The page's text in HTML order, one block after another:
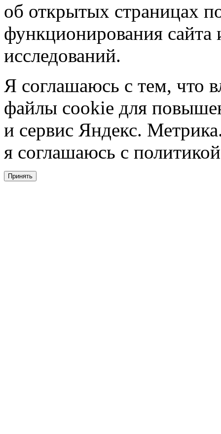
об открытых страницах
функционирования сайта
исследований.
Я соглашаюсь с тем, что
файлы cookie для
и сервис Яндекс.
я соглашаюсь с
Принять